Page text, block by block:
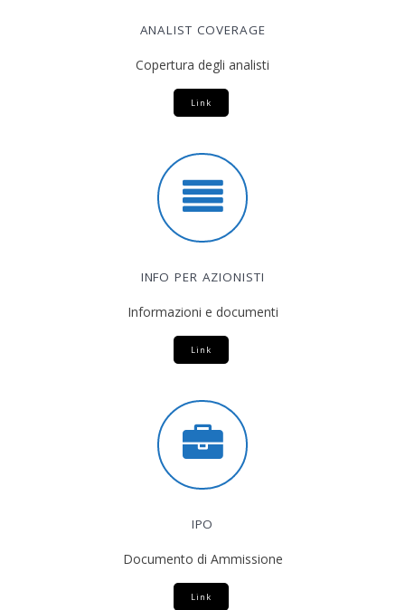
ANALIST COVERAGE
Copertura degli analisti
Link
INFO PER AZIONISTI
Informazioni e documenti
Link
IPO
Documento di Ammissione
Link